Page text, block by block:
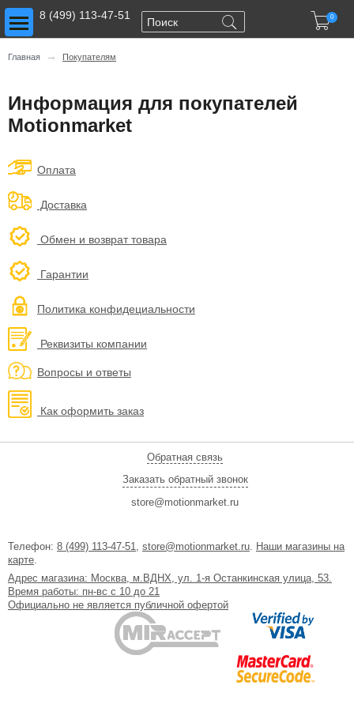
0
8 (499) 113-47-51
Toggle main menu visibility
Главная → Покупателям
Информация для покупателей
Motionmarket
Оплата
Доставка
Обмен и возврат товара
Гарантии
Политика конфидециальности
Реквизиты компании
Вопросы и ответы
Как оформить заказ
Обратная связь
Заказать обратный звонок
store@motionmarket.ru
Телефон: 8 (499) 113-47-51 store@motionmarket.ru
Наши магазины на
карте
Адрес магазина: Москва, м.ВДНХ, ул. 1-я Останкинская улица, 53.
Время работы: пн-вс с 10 до 21
Официально не является публичной офертой